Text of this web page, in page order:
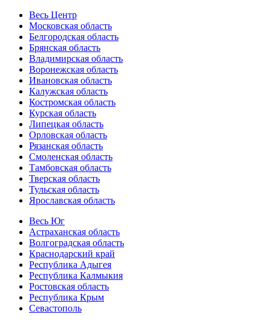
Весь Центр
Московская область
Белгородская область
Брянская область
Владимирская область
Воронежская область
Ивановская область
Калужская область
Костромская область
Курская область
Липецкая область
Орловская область
Рязанская область
Смоленская область
Тамбовская область
Тверская область
Тульская область
Ярославская область
Весь Юг
Астраханская область
Волгоградская область
Краснодарский край
Республика Адыгея
Республика Калмыкия
Ростовская область
Республика Крым
Севастополь